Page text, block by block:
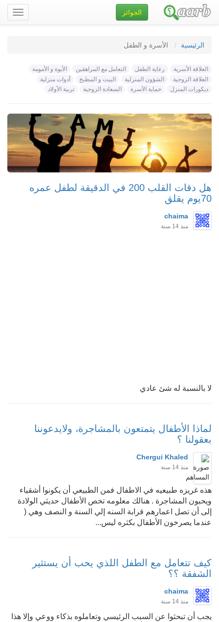
تصفح
الموقع
الجوائز
الرئيسية الأسرة و الطفل
العلاقة الأسرية رعاية الطفل التعامل مع المراهقين
الأبوة و الأمومة
العلاقة الزوجية
الشؤون المنزلية البيت و المطبخ
أدوات منزلية
ديكورات المنزل
حماية الأسرة السعادة الزوجية تربية الأولاد
هل دقات القلب 200 في الدقيقة لطفل عمره
70يوم يقلق
chaima
منذ 14 سنة
لا بالنسبة له شئ عادي
لماذا الأطفال يتمتعون بالمشاجرة، ولايدعوننا
بعقولنا ؟
Chergui Khaled
منذ 14 سنة
هذه غريزه طبيعيه في الاطفال فمن الطبيعي أن يكونوا أشقياء
ويحبون المشاجرة . هنالك معلومه تخص الأطفال حديثي الولادة
إلى أن تصل اعمارهم قرابة السنه إلي السنة و النصف وهي (
عندما يصرخون الأطفال بكثره ليس...
كيف تتعامل مع الطفل اللذي يحب أن يستثير
الشفقة ؟؟
chaima
منذ 14 سنة
يجب أن تبحثوا عن السبب الرئيسي وتعاملوه بذكاء ووعي وإلا هذا